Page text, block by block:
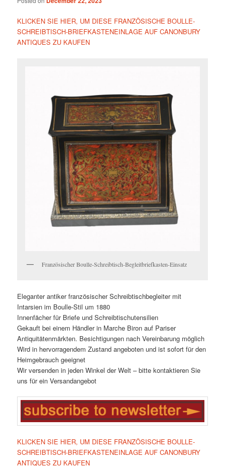
KLICKEN SIE HIER, UM DIESE FRANZÖSISCHE BOULLE-
SCHREIBTISCH-BRIEFKASTENEINLAGE AUF CANONBURY
ANTIQUES ZU KAUFEN
Französischer Boulle-Schreibtisch-Begleitbriefkasten-Einsatz
Eleganter antiker französischer Schreibtischbegleiter mit
Intarsien im Boulle-Stil um 1880
Innenfächer für Briefe und Schreibtischutensilien
Gekauft bei einem Händler in Marche Biron auf Pariser
Antiquitätenmärkten. Besichtigungen nach Vereinbarung möglich
Wird in hervorragendem Zustand angeboten und ist sofort für den
Heimgebrauch geeignet
Wir versenden in jeden Winkel der Welt – bitte kontaktieren Sie
uns für ein Versandangebot
KLICKEN SIE HIER, UM DIESE FRANZÖSISCHE BOULLE-
SCHREIBTISCH-BRIEFKASTENEINLAGE AUF CANONBURY
ANTIQUES ZU KAUFEN